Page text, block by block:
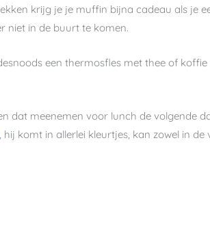
krijg je je muffin bijna cadeau als je
niet in de buurt te komen.
een thermosfles met thee of
dat meenemen voor lunch de volgende
, hij komt in allerlei kleurtjes, kan zowel in